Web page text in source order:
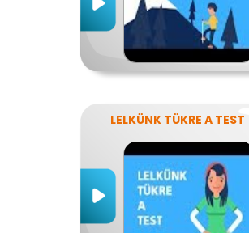
LELKÜNK TÜKRE A TEST